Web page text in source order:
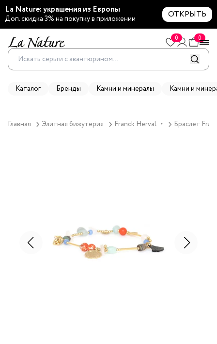
La Nature: украшения из Европы
Доп. скидка 3% на покупку в приложении ОТКРЫТЬ
0 0
Каталог Бренды Камни и минералы Камни и
Главная Элитная бижутерия Franck Herval ▼ Браслет